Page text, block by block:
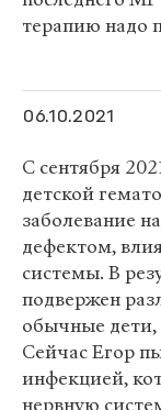
терапию надо
06.10.2021
С сентября
детской
заболевание
дефектом,
системы. В
подвержен
обычные дети,
Сейчас Егор
инфекцией,